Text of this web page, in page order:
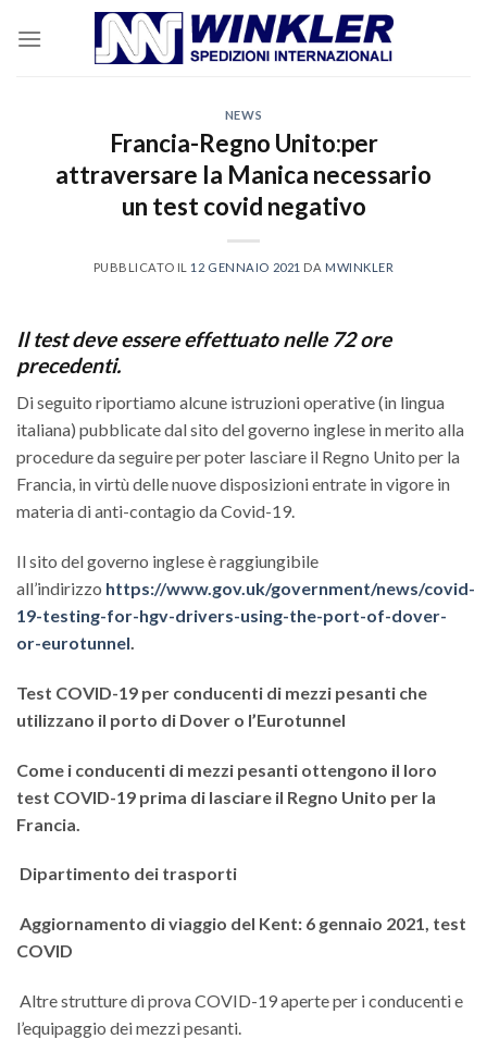
NEWS
Francia-Regno Unito:per
attraversare la Manica necessario
un test covid negativo
PUBBLICATO IL 12 GENNAIO 2021 DA MWINKLER
Il test deve essere effettuato nelle 72 ore
precedenti.
Di seguito riportiamo alcune istruzioni operative (in lingua
italiana) pubblicate dal sito del governo inglese in merito alla
procedure da seguire per poter lasciare il Regno Unito per la
Francia, in virtù delle nuove disposizioni entrate in vigore in
materia di anti-contagio da Covid-19.
Il sito del governo inglese è raggiungibile
all’indirizzo https://www.gov.uk/government/news/covid-
19-testing-for-hgv-drivers-using-the-port-of-dover-
or-eurotunnel.
Test COVID-19 per conducenti di mezzi pesanti che
utilizzano il porto di Dover o l’Eurotunnel
Come i conducenti di mezzi pesanti ottengono il loro
test COVID-19 prima di lasciare il Regno Unito per la
Francia.
Dipartimento dei trasporti
Aggiornamento di viaggio del Kent: 6 gennaio 2021, test
COVID
Altre strutture di prova COVID-19 aperte per i conducenti e
l’equipaggio dei mezzi pesanti.